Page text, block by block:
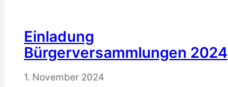
Einladung
Bürgerversammlungen 2024
1. November 2024